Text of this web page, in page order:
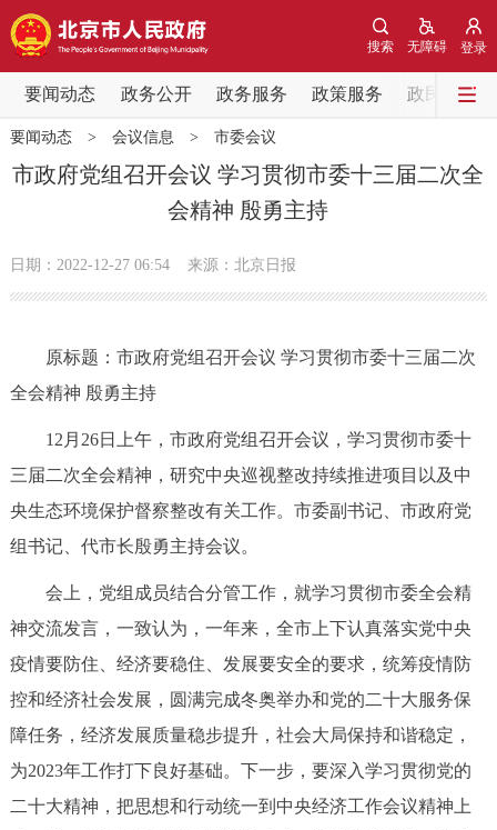
登录
无障碍
搜索
要闻动态 政务公开 政务服务 政策服务 政民互动
要闻动态
党中央精神 国务院信息
会议信息
市领导
决策公开
政务服务
个人服务 法人服务 部门服务
便民服务 利企服务 投资项目
中介服务 阳光政务
要闻动态> 会议信息 > 市委会议
市政府党组召开会议 学习贯彻市委十三届二次全
会精神 殷勇主持
日期：2022-12-27 06:54 来源：北京日报
原标题：市政府党组召开会议 学习贯彻市委十三届二次
全会精神 殷勇主持
12月26日上午，市政府党组召开会议，学习贯彻市委十
三届二次全会精神，研究中央巡视整改持续推进项目以及中
央生态环境保护督察整改有关工作。市委副书记、市政府党
组书记、代市长殷勇主持会议。
会上，党组成员结合分管工作，就学习贯彻市委全会精
神交流发言，一致认为，一年来，全市上下认真落实党中央
疫情要防住、经济要稳住、发展要安全的要求，统筹疫情防
控和经济社会发展，圆满完成冬奥举办和党的二十大服务保
障任务，经济发展质量稳步提升，社会大局保持和谐稳定，
为2023年工作打下良好基础。下一步，要深入学习贯彻党的
二十大精神，把思想和行动统一到中央经济工作会议精神上